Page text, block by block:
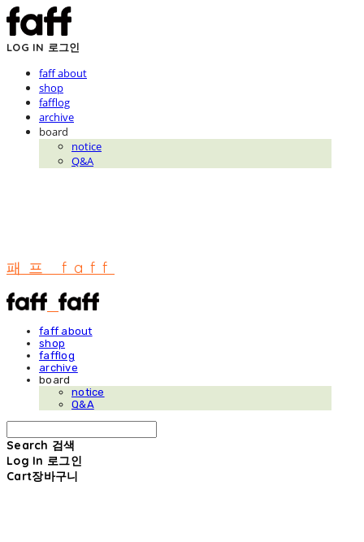
LOG IN 로그인
faff about
shop
fafflog
archive
board
notice
Q&A
패프 faff
faff about
shop
fafflog
archive
board
notice
Q&A
Search 검색
Log In 로그인
Cart장바구니